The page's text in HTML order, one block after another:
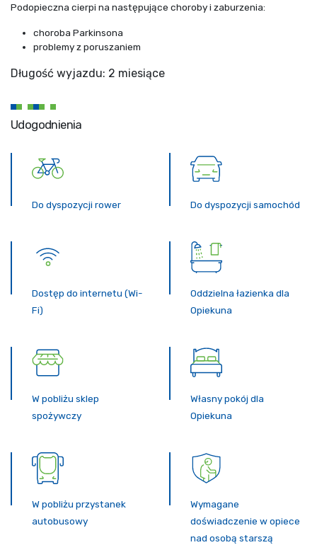
Podopieczna cierpi na następujące choroby i zaburzenia:
choroba Parkinsona
problemy z poruszaniem
Długość wyjazdu: 2 miesiące
Udogodnienia
Do dyspozycji rower Do dyspozycji samochód
Dostęp do internetu (Wi-
Fi)
Oddzielna łazienka dla
Opiekuna
W pobliżu sklep
spożywczy
Własny pokój dla
Opiekuna
W pobliżu przystanek
autobusowy
Wymagane
doświadczenie w opiece
nad osobą starszą